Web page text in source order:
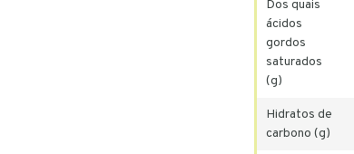
Dos quais
ácidos
gordos
saturados
(g)
Hidratos de
carbono (g)